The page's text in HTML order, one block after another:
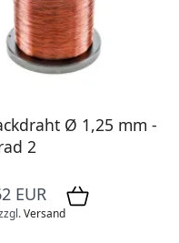
Ø 1,25 mm -
2
EUR
Versand